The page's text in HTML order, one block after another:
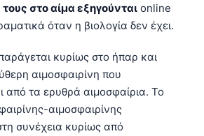
στο αίμα εξηγούνται online
όταν η βιολογία δεν έχει.
κυρίως στο ήπαρ και
αιμοσφαιρίνη που
από τα ερυθρά αιμοσφαίρια. Το
αιμοσφαιρίνης
συνέχεια κυρίως από